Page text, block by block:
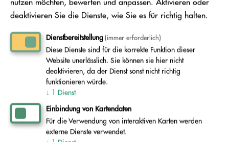
Pflichten im Zusammenhang mit der
sehr individuell. Beispielsweise hat ein
Freiberufler, der vom Home Office aus
tätig ist, weniger Pflichten zu erfüllen
als der Lebensmittelhändler mit
mehreren Standorten, der
Kioskbesitzer weniger als der
Kunststoffe (außer Verpackungen)
Holz
Textilien
Metall
werden. Das ist nur möglich, wenn die
Abfallfraktionen bereits beim Erzeuger
möglichst sortenrein getrennt werden.
Aus diesem Grund ist eine getrennte
Sammlung beim Abfallerzeuger
vorgeschrieben soweit technisch
möglich bzw. wirtschaftlich zumutbar.
Abbruchabfällen getrennt zu
Glas
Kunststoffe
Metalle
Welche Ausnahmen gelten für
gewerbliche Siedlungsabfälle?
Technische Unzumutbarkeit
deaktivieren Sie die Dienste, wie Sie es für richtig halten.
Dienstbereitstellung(immer erforderlich)
Diese Dienste sind für die korrekte Funktion dieser
Website unerlässlich. Sie können sie hier nicht
deaktivieren, da der Dienst sonst nicht richtig
funktionieren würde.
↓ 1 Dienst
Einbindung von Kartendaten
Für die Verwendung von interaktiven Karten werden
externe Dienste verwendet.